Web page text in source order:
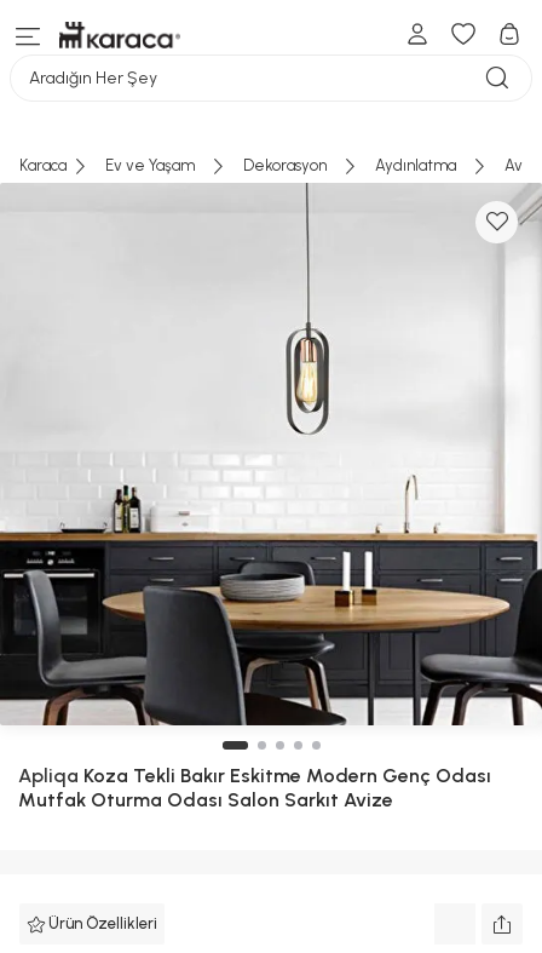
Aradığın Her Şey
Karaca Ev ve Yaşam Dekorasyon Aydınlatma
Apliqa Koza Tekli Bakır Eskitme Modern Genç Odası
Mutfak Oturma Odası Salon Sarkıt Avize
Ürün Özellikleri